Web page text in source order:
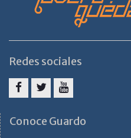
Redes sociales
Conoce Guardo